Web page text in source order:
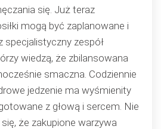
się. Już teraz
mogą być zaplanowane i
specjalistyczny zespół
wiedzą, że zbilansowana
smaczna. Codziennie
jedzenie ma wyśmienity
z głową i sercem. Nie
że zakupione warzywa